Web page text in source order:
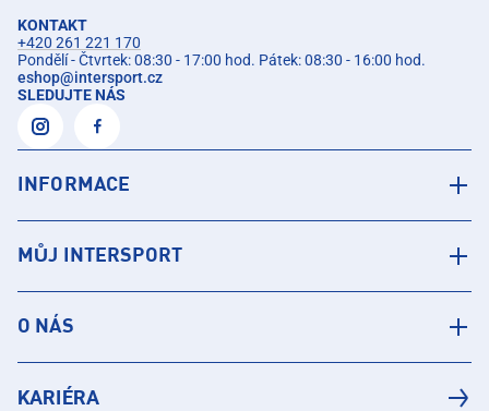
KONTAKT
+420 261 221 170
Pondělí - Čtvrtek: 08:30 - 17:00 hod. Pátek: 08:30 - 16:00 hod.
eshop@intersport.cz
SLEDUJTE NÁS
INFORMACE
MŮJ INTERSPORT
O NÁS
KARIÉRA